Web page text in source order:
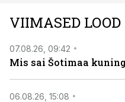
viasathistory.eu/ee
VIIMASED LOOD
07.08.26, 09:42
Mis sai Šotimaa
06.08.26, 15:08